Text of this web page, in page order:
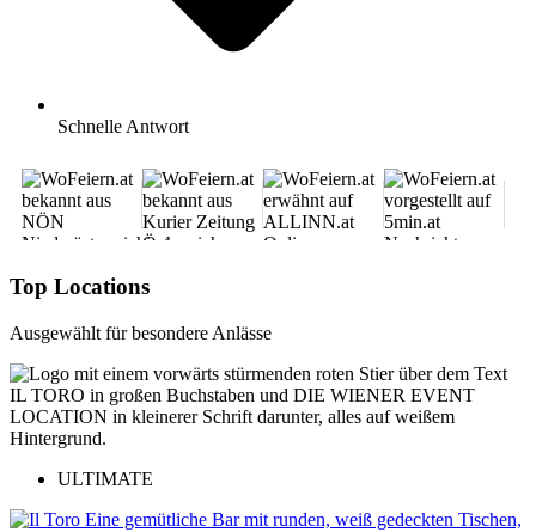
Schnelle Antwort
Top Locations
Ausgewählt für besondere Anlässe
ULTIMATE